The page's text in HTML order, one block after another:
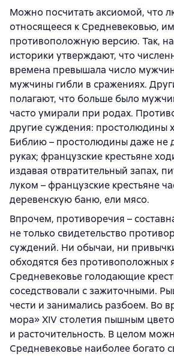
Можно посчитать аксиомой, что
относящееся к Средневековью,
противоположную версию. Так,
историки утверждают, что
времена превышала число
мужчины гибли в сражениях.
полагают, что больше было
часто умирали при родах.
другие суждения: простолюдины
Библию – простолюдины даже не
руках; французские крестьяне
издавая отвратительный запах,
луком – французские крестьяне
деревенскую баню, ели мясо.
Впрочем, противоречия –
не только свидетельство
суждений. Ни обычаи, ни
обходятся без противоположных
Средневековье голодающие
соседствовали с зажиточными.
чести и занимались разбоем. Во
мора» XIV столетия пышным
и расточительность. В целом
Средневековье наиболее богато